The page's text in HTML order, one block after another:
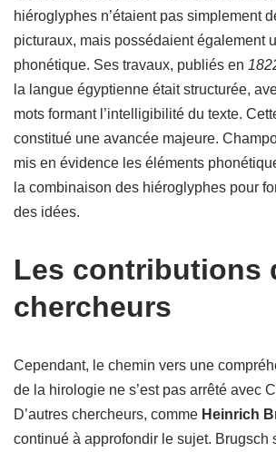
hiéroglyphes n’étaient pas simplement
picturaux, mais possédaient également
phonétique. Ses travaux, publiés en
la langue égyptienne était structurée,
mots formant l’intelligibilité du texte.
constitué une avancée majeure.
mis en évidence les éléments
la combinaison des hiéroglyphes pour
des idées.
Les contributions
chercheurs
Cependant, le chemin vers une
de la hirologie ne s’est pas arrêté avec
D’autres chercheurs, comme Heinrich
continué à approfondir le sujet. Brugsch